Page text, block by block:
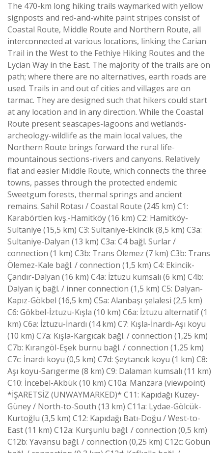
The 470-km long hiking trails waymarked with yellow
signposts and red-and-white paint stripes consist of
Coastal Route, Middle Route and Northern Route, all
interconnected at various locations, linking the Carian
Trail in the West to the Fethiye Hiking Routes and the
Lycian Way in the East. The majority of the trails are on
path; where there are no alternatives, earth roads are
used. Trails in and out of cities and villages are on
tarmac. They are designed such that hikers could start
at any location and in any direction. While the Coastal
Route present seascapes-lagoons and wetlands-
archeology-wildlife as the main local values, the
Northern Route brings forward the rural life-
mountainous sections-rivers and canyons. Relatively
flat and easier Middle Route, which connects the three
towns, passes through the protected endemic
Sweetgum forests, thermal springs and ancient
remains. Sahil Rotası / Coastal Route (245 km) C1:
Karabörtlen kvş.-Hamitköy (16 km) C2: Hamitköy-
Sultaniye (15,5 km) C3: Sultaniye-Ekincik (8,5 km) C3a:
Sultaniye-Dalyan (13 km) C3a: C4 bağl. Surlar /
connection (1 km) C3b: Trans Ölemez (7 km) C3b: Trans
Ölemez-Kale bağl. / connection (1,5 km) C4: Ekincik-
Çandır-Dalyan (16 km) C4a: İztuzu kumsalı (6 km) C4b:
Dalyan iç bağl. / inner connection (1,5 km) C5: Dalyan-
Kapız-Gökbel (16,5 km) C5a: Alanbaşı şelalesi (2,5 km)
C6: Gökbel-İztuzu-Kışla (10 km) C6a: İztuzu alternatif (1
km) C6a: İztuzu-İnardı (14 km) C7: Kışla-İnardı-Aşı koyu
(10 km) C7a: Kışla-Kargıcak bağl. / connection (1,25 km)
C7b: Kırangöl-Eşek burnu bağl. / connection (1,25 km)
C7c: İnardı koyu (0,5 km) C7d: Şeytancık koyu (1 km) C8:
Aşı koyu-Sarıgerme (8 km) C9: Dalaman kumsalı (11 km)
C10: İncebel-Akbük (10 km) C10a: Manzara (viewpoint)
*İŞARETSİZ (UNWAYMARKED)* C11: Kapıdağı Kuzey-
Güney / North-to-South (13 km) C11a: Lydae-Gölcük-
Kurtoğlu (3,5 km) C12: Kapıdağı Batı-Doğu / West-to-
East (11 km) C12a: Kurşunlu bağl. / connection (0,5 km)
C12b: Yavansu bağl. / connection (0,25 km) C12c: Göbün